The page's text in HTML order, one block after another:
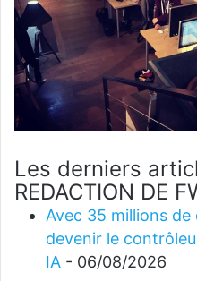
Les derniers
REDACTION DE
Avec 35 millions de
devenir le
IA - 06/08/2026